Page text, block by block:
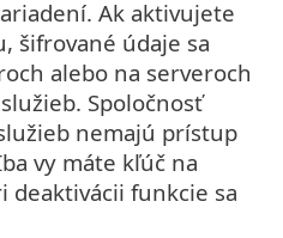
Ak aktivujete
šifrované údaje sa
alebo na serveroch
Spoločnosť
nemajú prístup
vy máte kľúč na
deaktivácii funkcie sa